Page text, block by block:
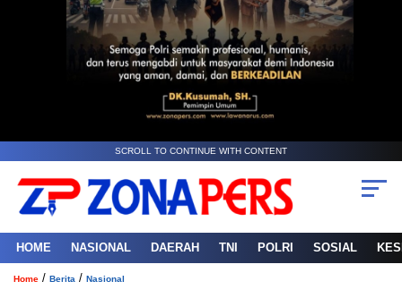
SCROLL TO CONTINUE WITH CONTENT
HOME NASIONAL DAERAH TNI POLRI SOSIAL
Home / Berita / Nasional